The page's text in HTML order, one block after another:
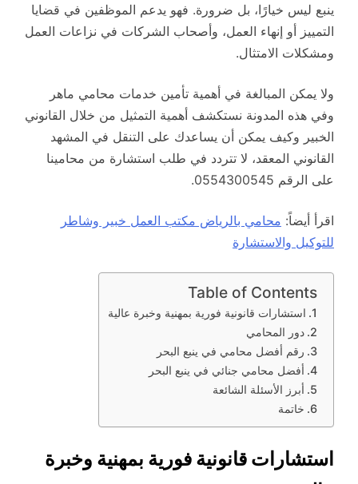
ينبع ليس خيارًا، بل ضرورة. فهو يدعم الموظفين في قضايا
التمييز أو إنهاء العمل، وأصحاب الشركات في نزاعات العمل
ومشكلات الامتثال.
ولا يمكن المبالغة في أهمية تأمين خدمات محامي ماهر
وفي هذه المدونة نستكشف أهمية التمثيل من خلال القانوني
الخبير وكيف يمكن أن يساعدك على التنقل في المشهد
القانوني المعقد، لا تتردد في طلب استشارة من محامينا
على الرقم 0554300545.
اقرأ أيضاً: محامي بالرياض مكتب العمل خبير وشاطر
للتوكيل والاستشارة
Table of Contents
استشارات قانونية فورية بمهنية وخبرة عالية
دور المحامي
رقم أفضل محامي في ينبع البحر
أفضل محامي جنائي في ينبع البحر
أبرز الأسئلة الشائعة
خاتمة
استشارات قانونية فورية بمهنية وخبرة